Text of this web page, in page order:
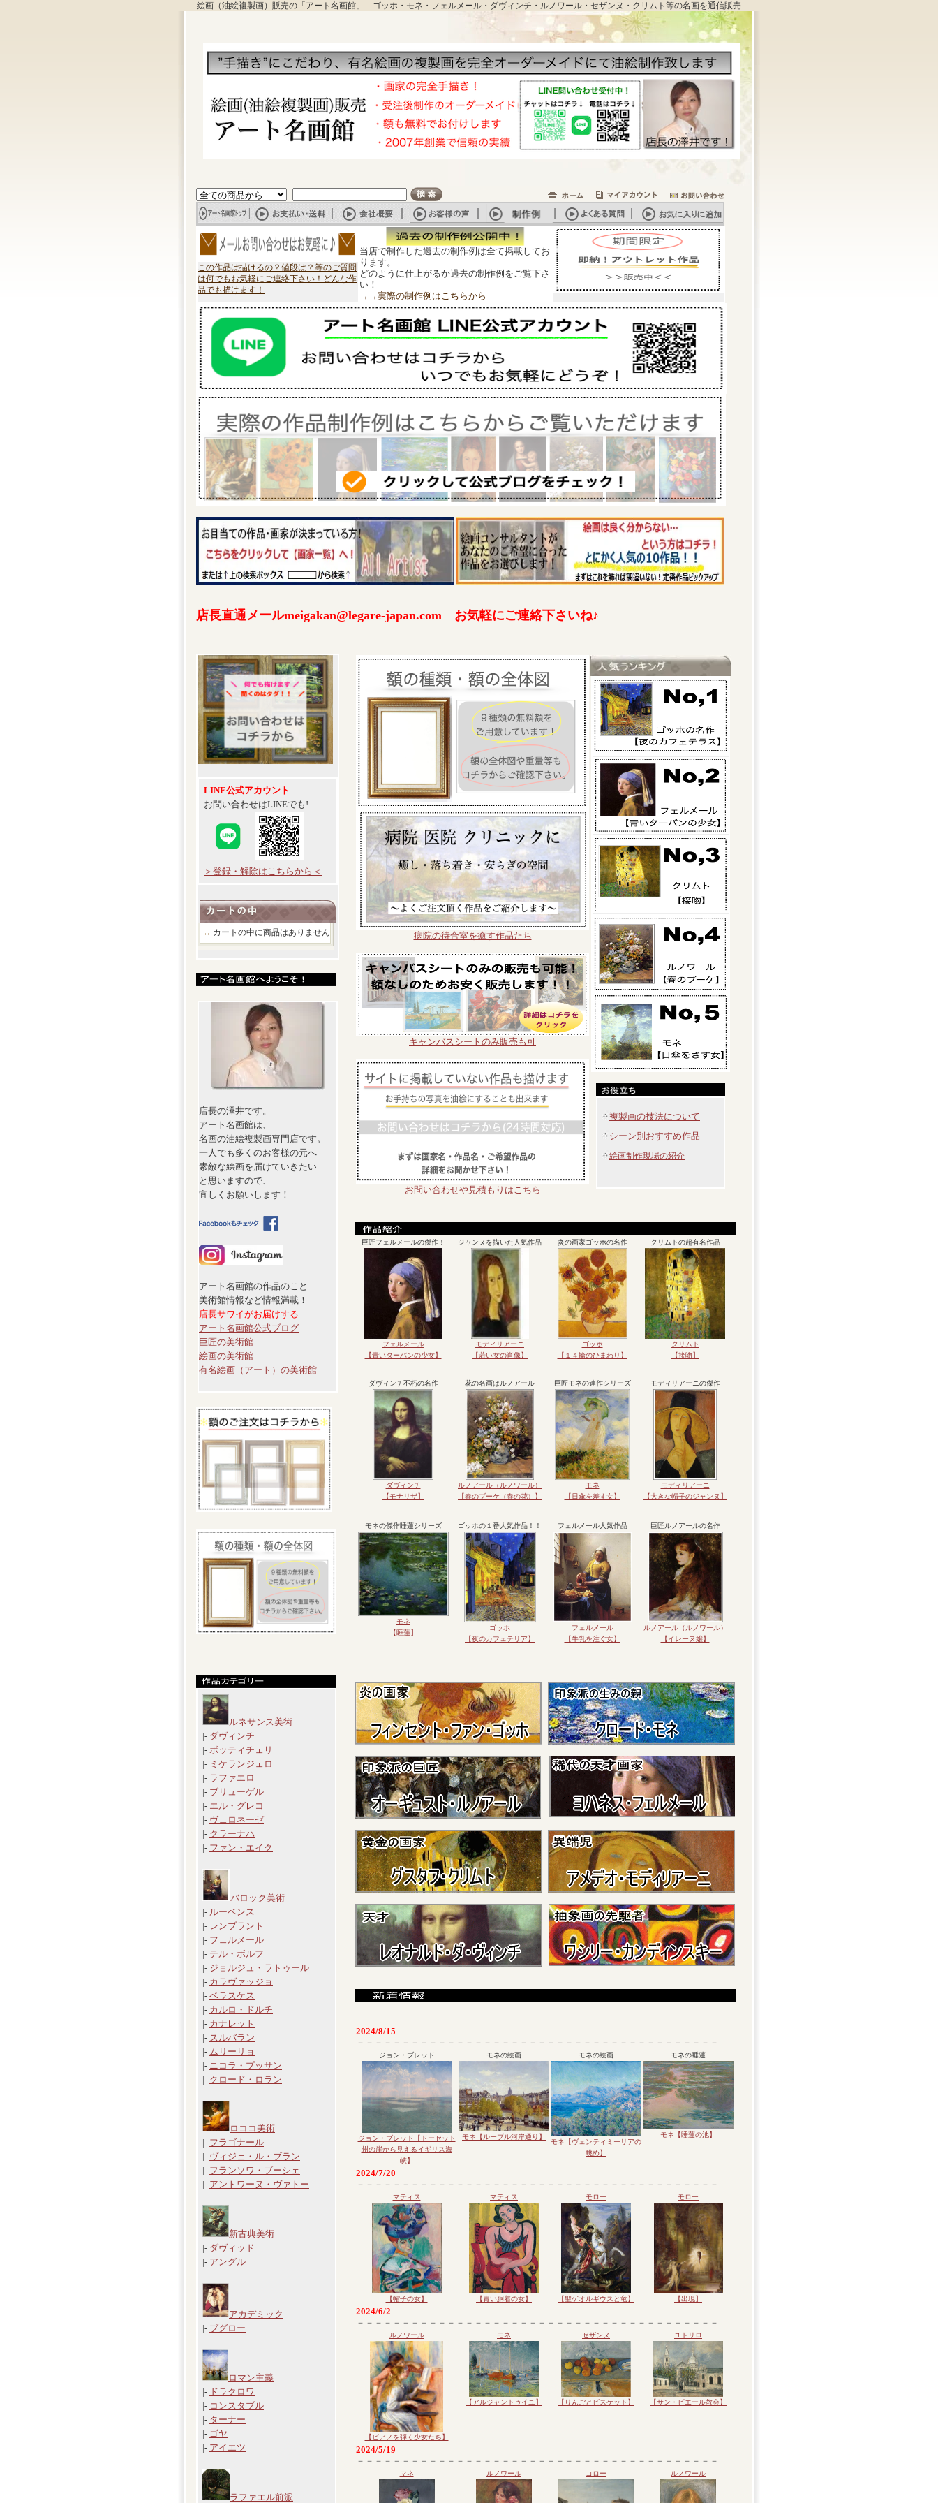
絵画（油絵複製画）販売の「アート名画館」 ゴッホ・モネ・フェルメール・ダヴィンチ・ルノワール・セザンヌ・クリムト等の名画を通信販売
この作品は描けるの？値段は？等のご質問
は何でもお気軽にご連絡下さい！どんな作
品でも描けます！
当店で制作した過去の制作例は全て掲載してお
ります。
どのように仕上がるか過去の制作例をご覧下さ
い！
→→実際の制作例はこちらから
店長直通メールmeigakan@legare-japan.com お気軽にご連絡下さいね♪
LINE公式アカウント
お問い合わせはLINEでも!
＞登録・解除はこちらから＜
カートの中に商品はありません
店長の澤井です。
アート名画館は、
名画の油絵複製画専門店です。
一人でも多くのお客様の元へ
素敵な絵画を届けていきたい
と思いますので、
宜しくお願いします！
アート名画館の作品のこと
美術館情報など情報満載！
店長サワイがお届けする
アート名画館公式ブログ
巨匠の美術館
絵画の美術館
有名絵画（アート）の美術館
ルネサンス美術
|- ダヴィンチ
|- ボッティチェリ
|- ミケランジェロ
|- ラファエロ
|- ブリューゲル
|- エル・グレコ
|- ヴェロネーゼ
|- クラーナハ
|- ファン・エイク
バロック美術
|- ルーベンス
|- レンブラント
|- フェルメール
|- テル・ボルフ
|- ジョルジュ・ラトゥール
|- カラヴァッジョ
|- ベラスケス
|- カルロ・ドルチ
|- カナレット
|- スルバラン
|- ムリーリョ
|- ニコラ・プッサン
|- クロード・ロラン
ロココ美術
|- フラゴナール
|- ヴィジェ・ル・ブラン
|- フランソワ・ブーシェ
|- アントワーヌ・ヴァトー
新古典美術
|- ダヴィッド
|- アングル
アカデミック
|- ブグロー
ロマン主義
|- ドラクロワ
|- コンスタブル
|- ターナー
|- ゴヤ
|- アイエツ
ラファエル前派
病院の待合室を癒す作品たち
キャンバスシートのみ販売も可
お問い合わせや見積もりはこちら
複製画の技法について
シーン別おすすめ作品
絵画制作現場の紹介
巨匠フェルメールの傑作！
フェルメール
【青いターバンの少女】
ジャンヌを描いた人気作品
モディリアーニ
【若い女の肖像】
炎の画家ゴッホの名作
ゴッホ
【１４輪のひまわり】
クリムトの超有名作品
クリムト
【接吻】
ダヴィンチ不朽の名作
ダヴィンチ
【モナリザ】
花の名画はルノアール
ルノアール（ルノワール）
【春のブーケ（春の花）】
巨匠モネの連作シリーズ
モネ
【日傘を差す女】
モディリアーニの傑作
モディリアーニ
【大きな帽子のジャンヌ】
モネの傑作睡蓮シリーズ
モネ
【睡蓮】
ゴッホの１番人気作品！！
ゴッホ
【夜のカフェテリア】
フェルメール人気作品
フェルメール
【牛乳を注ぐ女】
巨匠ルノアールの名作
ルノアール（ルノワール）
【イレーヌ嬢】
2024/8/15
－－－－－－－－－－－－－－－－－－－－－－－－－－－－－－－－－－－－－－－－
ジョン・ブレッド
ジョン・ブレッド【ドーセット
州の崖から見えるイギリス海
峡】
モネの絵画
モネ【ルーブル河岸通り】
モネの絵画
モネ【ヴェンティミーリアの
眺め】
モネの睡蓮
モネ【睡蓮の池】
2024/7/20
－－－－－－－－－－－－－－－－－－－－－－－－－－－－－－－－－－－－－－－－
マティス
【帽子の女】
マティス
【青い胴着の女】
モロー
【聖ゲオルギウスと竜】
モロー
【出現】
2024/6/2
－－－－－－－－－－－－－－－－－－－－－－－－－－－－－－－－－－－－－－－－
ルノワール
【ピアノを弾く少女たち】
モネ
【アルジャントゥイユ】
セザンヌ
【りんごとビスケット】
ユトリロ
【サン・ピエール教会】
2024/5/19
－－－－－－－－－－－－－－－－－－－－－－－－－－－－－－－－－－－－－－－－
マネ ルノワール コロー ルノワール